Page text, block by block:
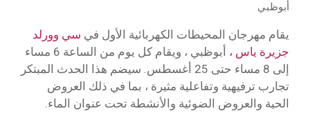
أبوظبي
يقام مهرجان المحيطات الكهربائية الأول في سي وورلد
جزيرة ياس ،
أبوظبي ، ويقام كل يوم من الساعة 6 مساء
إلى 8 مساء حتى 25 أغسطس. سيضم هذا الحدث المبتكر
تجارب ترفيهية وتفاعلية مثيرة ، بما في ذلك العروض
الحية والعروض الضوئية والأنشطة تحت عنوان الماء.